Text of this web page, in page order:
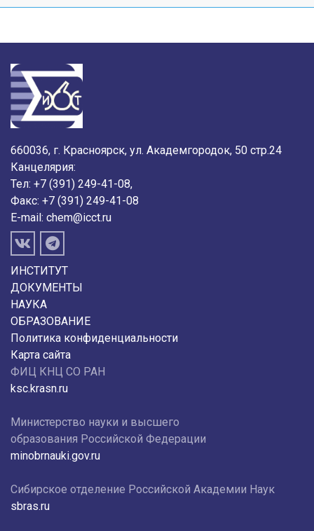
660036, г. Красноярск, ул. Академгородок, 50 стр.24
Канцелярия:
Тел: +7 (391) 249-41-08,
Факс: +7 (391) 249-41-08
E-mail: chem@icct.ru
ИНСТИТУТ
ДОКУМЕНТЫ
НАУКА
ОБРАЗОВАНИЕ
Политика конфиденциальности
Карта сайта
ФИЦ КНЦ СО РАН
ksc.krasn.ru
Министерство науки и высшего
образования Российской Федерации
minobrnauki.gov.ru
Сибирское отделение Российской Академии Наук
sbras.ru